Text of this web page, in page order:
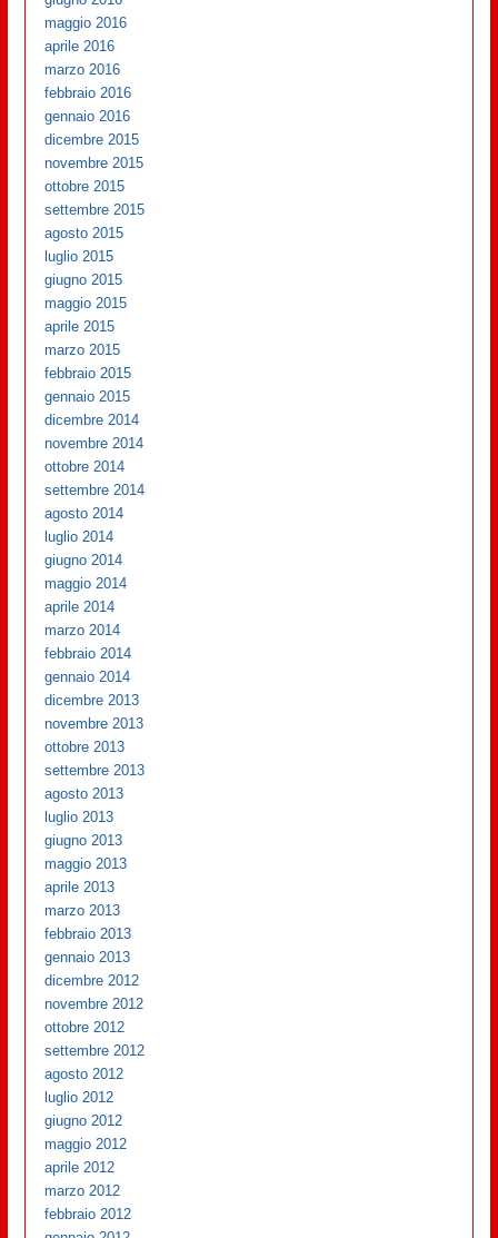
maggio 2016
aprile 2016
marzo 2016
febbraio 2016
gennaio 2016
dicembre 2015
novembre 2015
ottobre 2015
settembre 2015
agosto 2015
luglio 2015
giugno 2015
maggio 2015
aprile 2015
marzo 2015
febbraio 2015
gennaio 2015
dicembre 2014
novembre 2014
ottobre 2014
settembre 2014
agosto 2014
luglio 2014
giugno 2014
maggio 2014
aprile 2014
marzo 2014
febbraio 2014
gennaio 2014
dicembre 2013
novembre 2013
ottobre 2013
settembre 2013
agosto 2013
luglio 2013
giugno 2013
maggio 2013
aprile 2013
marzo 2013
febbraio 2013
gennaio 2013
dicembre 2012
novembre 2012
ottobre 2012
settembre 2012
agosto 2012
luglio 2012
giugno 2012
maggio 2012
aprile 2012
marzo 2012
febbraio 2012